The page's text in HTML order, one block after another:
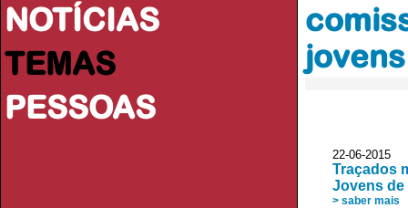
NOTÍCIAS
TEMAS
PESSOAS
jovens
22-06-2015
Traçados
Jovens de
> saber mais